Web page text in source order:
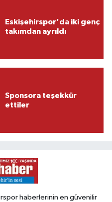
Eskişehirspor'da iki genç
takımdan ayrıldı
Sponsora teşekkür
ettiler
haberlerinin en güvenilir